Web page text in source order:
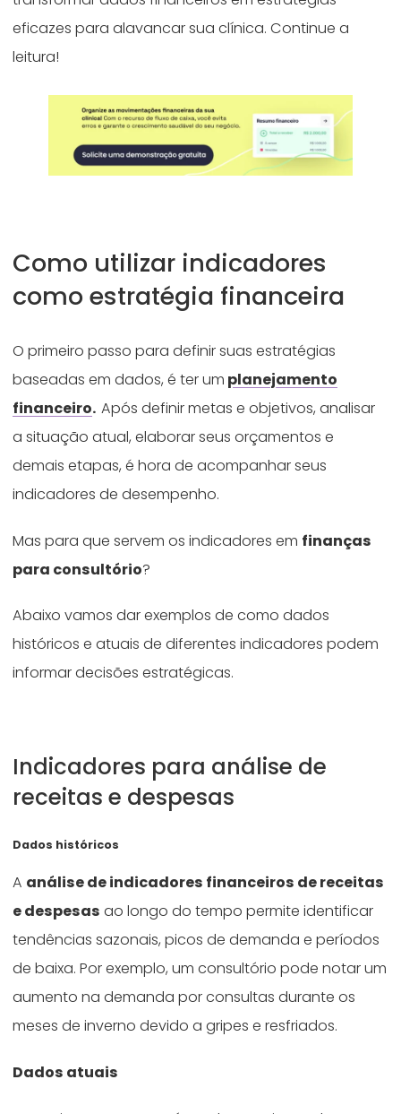
eficazes para alavancar sua clínica. Continue a
leitura!
Como utilizar indicadores
como estratégia financeira
O primeiro passo para definir suas estratégias
baseadas em dados, é ter um planejamento
financeiro.Após definir metas e objetivos, analisar
a situação atual, elaborar seus orçamentos e
demais etapas, é hora de acompanhar seus
indicadores de desempenho.
Mas para que servem os indicadores em finanças
para consultório?
Abaixo vamos dar exemplos de como dados
históricos e atuais de diferentes indicadores podem
informar decisões estratégicas.
Indicadores para análise de
receitas e despesas
Dados históricos
A análise de indicadores financeiros de receitas
e despesas ao longo do tempo permite identificar
tendências sazonais, picos de demanda e períodos
de baixa. Por exemplo, um consultório pode notar um
aumento na demanda por consultas durante os
meses de inverno devido a gripes e resfriados.
Dados atuais